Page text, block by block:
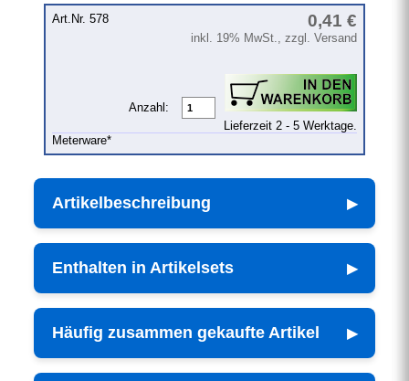
Art.Nr. 578 0,41 €
inkl. 19% MwSt., zzgl. Versand
Anzahl:
Lieferzeit 2 - 5 Werktage.
Meterware*
Artikelbeschreibung
Enthalten in Artikelsets
Häufig zusammen gekaufte Artikel